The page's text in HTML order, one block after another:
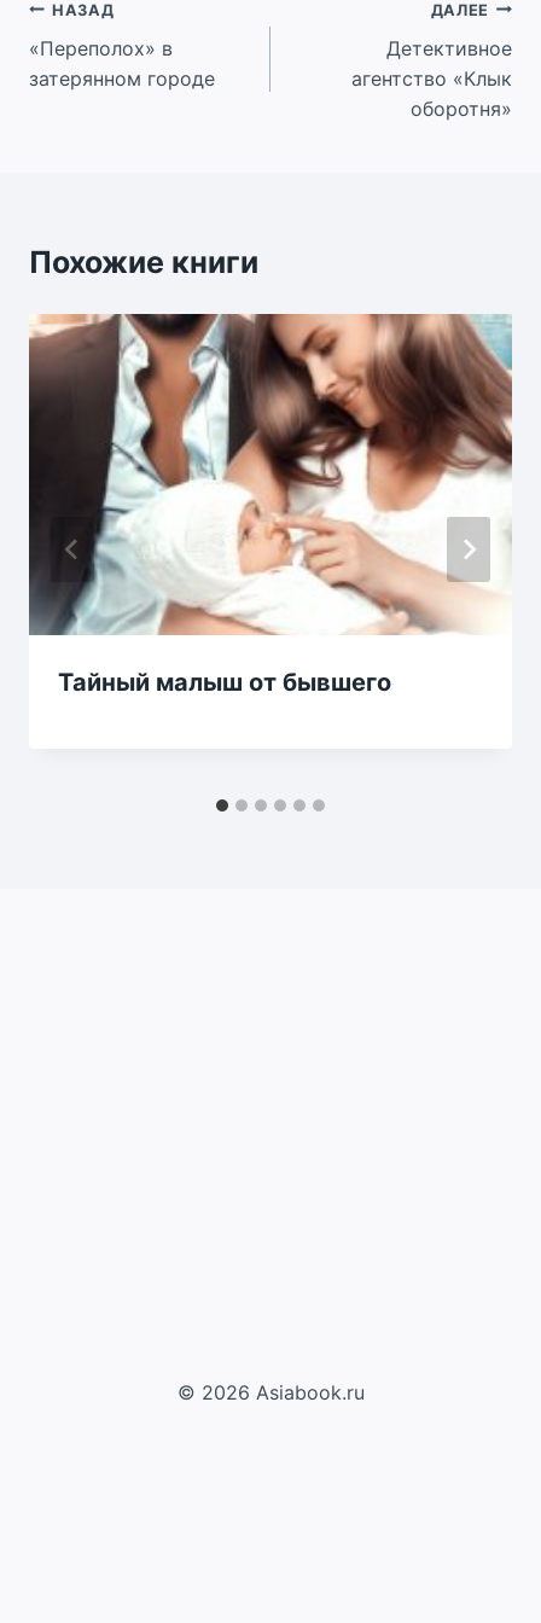
Навигация
по
НАЗАД
«Переполох» в
затерянном городе
ДАЛЕЕ
Детективное
агентство «Клык
оборотня»
Похожие книги
Тайный малыш от бывшего
© 2026 Asiabook.ru